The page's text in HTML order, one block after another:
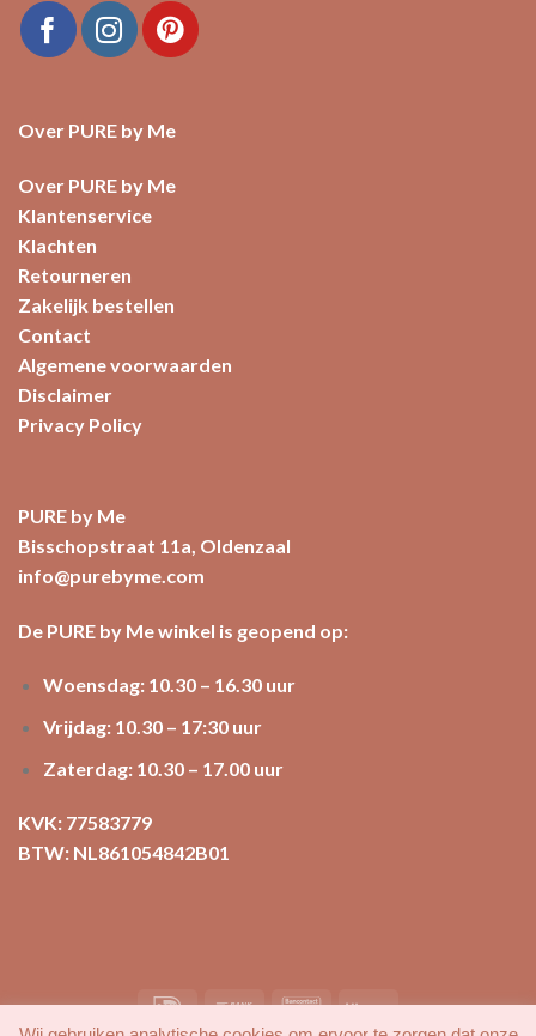
Over PURE by Me
Over PURE by Me
Klantenservice
Klachten
Retourneren
Zakelijk bestellen
Contact
Algemene voorwaarden
Disclaimer
Privacy Policy
PURE by Me
Bisschopstraat 11a, Oldenzaal
info@purebyme.com
De PURE by Me winkel is geopend op:
Woensdag: 10.30 – 16.30 uur
Vrijdag: 10.30 – 17:30 uur
Zaterdag: 10.30 – 17.00 uur
KVK: 77583779
BTW: NL861054842B01